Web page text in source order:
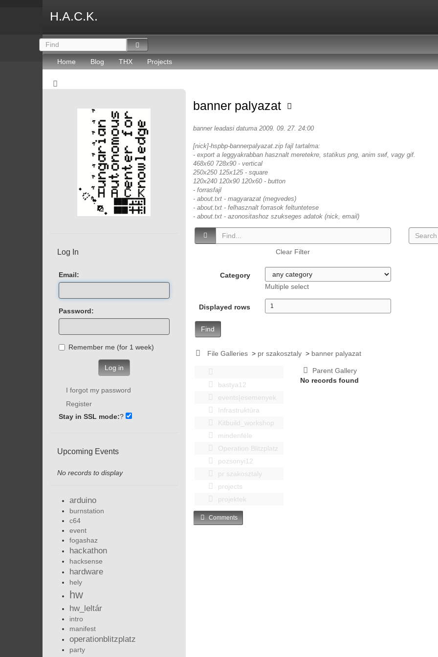
H.A.C.K.
Home Blog THX Projects
banner palyazat
banner leadasi datuma 2009. 09. 27. 24:00
[nick]-hspbp-bannerpalyazat.zip fajl tartalma:
- export a leggyakrabban hasznalt meretekre, statikus png, anim swf, vagy gif.
468x60 728x90 - vertical
250x250 125x125 - square
120x240 120x90 120x60 - button
- forrasfajl
- about.txt - magyarazat (megvedes)
- about.txt - felhasznalt forrasok feltuntetese
- about.txt - azonositashoz szukseges adatok (nick, email)
Clear Filter
Category
Multiple select
Displayed rows
Find
File Galleries > pr szakosztaly > banner palyazat
bastya12
events|esemenyek
Infrastruktúra
Kitbuild_workshop
mindenféle
Operation Blitzplatz
pozsonyi12
pr szakosztaly
projects
projektek
Parent Gallery
No records found
Comments
Log In
Email:
Password:
Remember me (for 1 week)
Log in
I forgot my password
Register
Stay in SSL mode:?
Upcoming Events
No records to display
arduino
burnstation
c64
event
fogashaz
hackathon
hacksense
hardware
hely
hw
hw_leltár
intro
manifest
operationblitzplatz
party